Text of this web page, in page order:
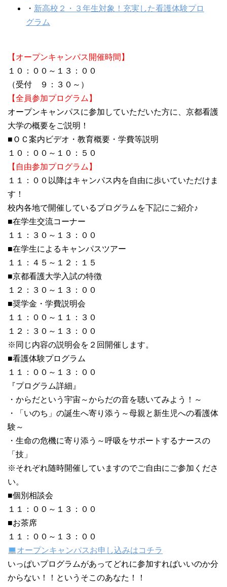
・ 新高校２・３年生対象！充実した看護体験プロ
グラム
【オープンキャンパス開催時間】
１０：００～１３：００
（受付 ９：３０～）
【全員参加プログラム】
オープンキャンパスに参加していただいた方に、京都看護
大学の概要をご説明！
■ＯＣ案内ビデオ・教育概要・学費等説明
１０：００～１０：５０
【自由参加プログラム】
１１：００以降はキャンパス内を自由に歩いていただけま
す！
校内各地で開催しているプログラムを下記にご紹介♪
■在学生交流コーナー
１１：３０～１３：００
■在学生によるキャンパスツアー
１１：４５～１２：１５
■京都看護大学入試の特徴
１２：３０～１３：００
■奨学金・学費説明会
１１：００～１１：３０
１２：３０～１３：００
※同じ内容の説明会を２回開催します。
■看護体験プログラム
１１：００～１３：００
『プログラム詳細』
・からだという宇宙～からだの音を聴いてみよう！～
・「いのち」の誕生へ寄り添う～母親と新生児への看護体
験～
・生命の危機に寄り添う～呼吸をサポートするナースの
「技」
※それぞれ随時開催していますのでご自由にご参加くださ
い。
■個別相談会
１１：００～１３：００
■お茶席
１１：００～１３：００
オープンキャンパスお申し込みはコチラ
いっぱいプログラムがあってどれに参加すればいいのか分
からない！！というそこのあなた！！